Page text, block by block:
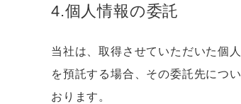
4.個人情報の委託
当社は、取得させていただいた個
を預託する場合、その委託先につ
おります。